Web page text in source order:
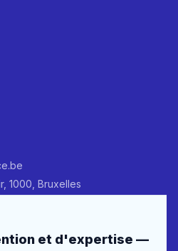
1000, Bruxelles
et d'expertise —